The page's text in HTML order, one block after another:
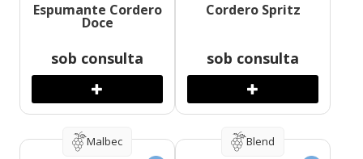
Espumante Cordero
Doce
sob consulta
Cordero Spritz
sob consulta
Malbec Blend